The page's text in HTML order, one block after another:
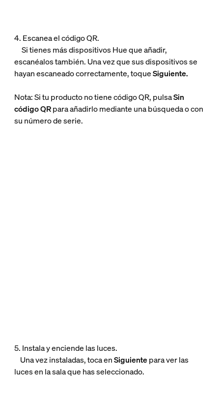
4. Escanea el código QR.
Si tienes más dispositivos Hue que añadir,
escanéalos también. Una vez que sus dispositivos se
hayan escaneado correctamente, toqueSiguiente.
Nota: Si tu producto no tiene código QR, pulsaSin
código QRpara añadirlo mediante una búsqueda o con
su número de serie.
5. Instala y enciende las luces.
Una vez instaladas, toca enSiguientepara ver las
luces en la sala que has seleccionado.